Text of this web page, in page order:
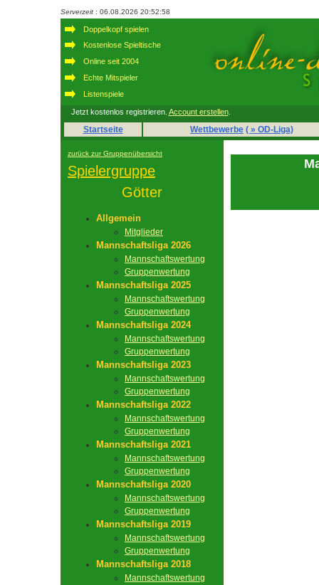
Serverzeit : 06.08.2026 20:52:58
Doppelkopf spielen
Kostenlose Spieltische
Online seit 2004
Echte Mitspieler
Listenspiele
Jetzt kostenlos registrieren. Account erstellen.
Startseite Wettbewerbe ( » OD-Liga)
zurück zur Gruppenübersicht
Spielergruppe
Götter
Allgemein
Mitglieder
Mannschaftsliga 2026
Mannschaftswertung
Gruppenwertung
Mannschaftsliga 2025
Mannschaftswertung
Gruppenwertung
Mannschaftsliga 2024
Mannschaftswertung
Gruppenwertung
Mannschaftsliga 2023
Mannschaftswertung
Gruppenwertung
Mannschaftsliga 2022
Mannschaftswertung
Gruppenwertung
Mannschaftsliga 2021
Mannschaftswertung
Gruppenwertung
Mannschaftsliga 2020
Mannschaftswertung
Gruppenwertung
Mannschaftsliga 2019
Mannschaftswertung
Gruppenwertung
Mannschaftsliga 2018
Mannschaftswertung